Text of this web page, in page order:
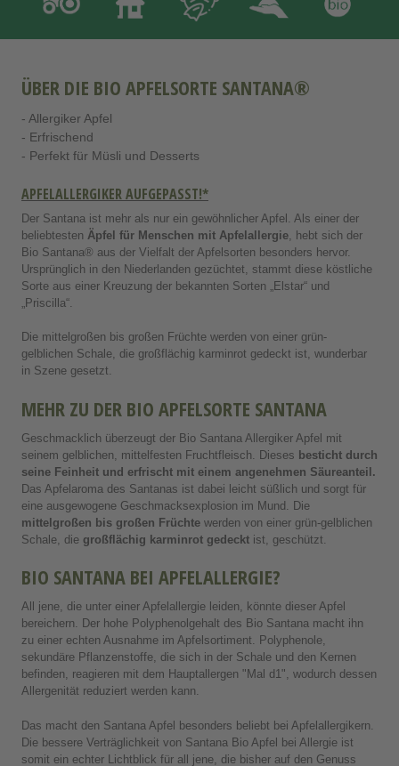
ÜBER DIE BIO APFELSORTE SANTANA®
- Allergiker Apfel
- Erfrischend
- Perfekt für Müsli und Desserts
APFELALLERGIKER AUFGEPASST!*
Der Santana ist mehr als nur ein gewöhnlicher Apfel. Als einer der
beliebtesten Äpfel für Menschen mit Apfelallergie, hebt sich der
Bio Santana® aus der Vielfalt der Apfelsorten besonders hervor.
Ursprünglich in den Niederlanden gezüchtet, stammt diese köstliche
Sorte aus einer Kreuzung der bekannten Sorten „Elstar“ und
„Priscilla“.
Die mittelgroßen bis großen Früchte werden von einer grün-
gelblichen Schale, die großflächig karminrot gedeckt ist, wunderbar
in Szene gesetzt.
MEHR ZU DER BIO APFELSORTE SANTANA
Geschmacklich überzeugt der Bio Santana Allergiker Apfel mit
seinem gelblichen, mittelfesten Fruchtfleisch. Dieses besticht durch
seine Feinheit und erfrischt mit einem angenehmen Säureanteil.
Das Apfelaroma des Santanas ist dabei leicht süßlich und sorgt für
eine ausgewogene Geschmacksexplosion im Mund. Die
mittelgroßen bis großen Früchte werden von einer grün-gelblichen
Schale, die großflächig karminrot gedeckt ist, geschützt.
BIO SANTANA BEI APFELALLERGIE?
All jene, die unter einer Apfelallergie leiden, könnte dieser Apfel
bereichern. Der hohe Polyphenolgehalt des Bio Santana macht ihn
zu einer echten Ausnahme im Apfelsortiment. Polyphenole,
sekundäre Pflanzenstoffe, die sich in der Schale und den Kernen
befinden, reagieren mit dem Hauptallergen "Mal d1", wodurch dessen
Allergenität reduziert werden kann.
Das macht den Santana Apfel besonders beliebt bei Apfelallergikern.
Die bessere Verträglichkeit von Santana Bio Apfel bei Allergie ist
somit ein echter Lichtblick für all jene, die bisher auf den Genuss